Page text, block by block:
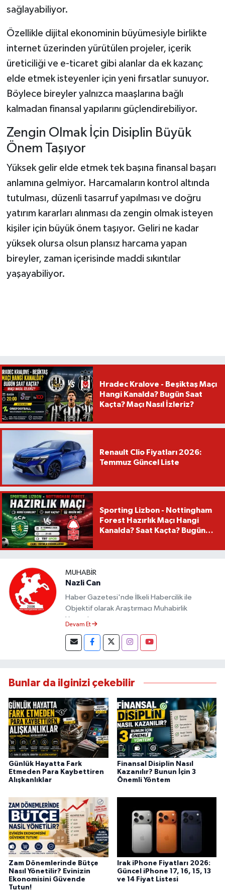
sağlayabiliyor.
Özellikle dijital ekonominin büyümesiyle birlikte
internet üzerinden yürütülen projeler, içerik
üreticiliği ve e-ticaret gibi alanlar da ek kazanç
elde etmek isteyenler için yeni fırsatlar sunuyor.
Böylece bireyler yalnızca maaşlarına bağlı
kalmadan finansal yapılarını güçlendirebiliyor.
Zengin Olmak İçin Disiplin Büyük
Önem Taşıyor
Yüksek gelir elde etmek tek başına finansal başarı
anlamına gelmiyor. Harcamaların kontrol altında
tutulması, düzenli tasarruf yapılması ve doğru
yatırım kararları alınması da zengin olmak isteyen
kişiler için büyük önem taşıyor. Geliri ne kadar
yüksek olursa olsun plansız harcama yapan
bireyler, zaman içerisinde maddi sıkıntılar
yaşayabiliyor.
Hradec Kralove - Beşiktaş Maçı
Hangi Kanalda? Bugün Saat
Kaçta? Maçı Nasıl İzleriz?
Renault Clio Fiyatları 2026:
Temmuz Güncel Liste
Sporting Lizbon - Nottingham
Forest Hazırlık Maçı Hangi
Kanalda? Saat Kaçta? Bugün
MUHABIR
Nazli Can
Haber Gazetesi'nde İlkeli Habercilik ile
Objektif olarak Araştırmacı Muhabirlik
Yapmaktayım.
Devam Et
Bunlar da ilginizi çekebilir
Günlük Hayatta Fark
Etmeden Para Kaybettiren
Alışkanlıklar
Finansal Disiplin Nasıl
Kazanılır? Bunun İçin 3
Önemli Yöntem
Zam Dönemlerinde Bütçe
Nasıl Yönetilir? Evinizin
Ekonomisini Güvende
Tutun!
Irak iPhone Fiyatları 2026:
Güncel iPhone 17, 16, 15, 13
ve 14 Fiyat Listesi